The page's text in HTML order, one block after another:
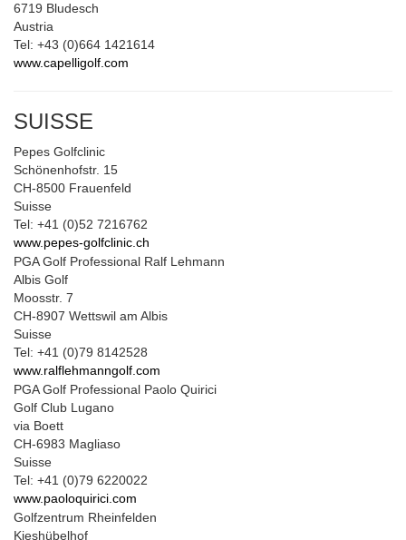
6719 Bludesch
Austria
Tel: +43 (0)664 1421614
www.capelligolf.com
SUISSE
Pepes Golfclinic
Schönenhofstr. 15
CH-8500 Frauenfeld
Suisse
Tel: +41 (0)52 7216762
www.pepes-golfclinic.ch
PGA Golf Professional Ralf Lehmann
Albis Golf
Moosstr. 7
CH-8907 Wettswil am Albis
Suisse
Tel: +41 (0)79 8142528
www.ralflehmanngolf.com
PGA Golf Professional Paolo Quirici
Golf Club Lugano
via Boett
CH-6983 Magliaso
Suisse
Tel: +41 (0)79 6220022
www.paoloquirici.com
Golfzentrum Rheinfelden
Kieshübelhof